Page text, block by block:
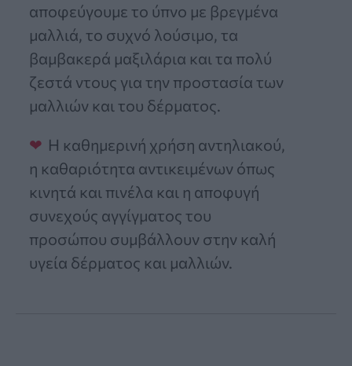
αποφεύγουμε το ύπνο με βρεγμένα
μαλλιά, το συχνό λούσιμο, τα
βαμβακερά μαξιλάρια και τα πολύ
ζεστά ντους για την προστασία των
μαλλιών και του δέρματος.
Η καθημερινή χρήση αντηλιακού,
η καθαριότητα αντικειμένων όπως
κινητά και πινέλα και η αποφυγή
συνεχούς αγγίγματος του
προσώπου συμβάλλουν στην καλή
υγεία δέρματος και μαλλιών.